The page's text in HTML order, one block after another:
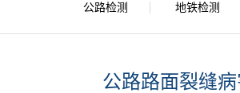
公路检测 地铁检测
公路路面裂缝